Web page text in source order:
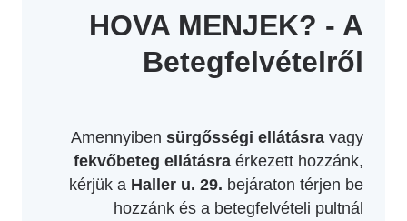
HOVA MENJEK? - A
Betegfelvételről
Amennyiben sürgősségi ellátásra vagy
fekvőbeteg ellátásra érkezett hozzánk,
kérjük a Haller u. 29. bejáraton térjen be
hozzánk és a betegfelvételi pultnál